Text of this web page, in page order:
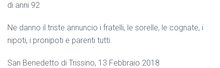
di anni 92
Ne danno il triste annuncio i fratelli, le sorelle, le cognate, i
nipoti, i pronipoti e parenti tutti.
San Benedetto di Trissino, 13 Febbraio 2018